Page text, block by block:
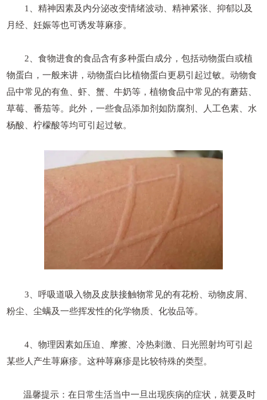
1、精神因素及内分泌改变情绪波动、精神紧张、抑郁以及
月经、妊娠等也可诱发荨麻疹。
2、食物进食的食品含有多种蛋白成分，包括动物蛋白或植
物蛋白，一般来讲，动物蛋白比植物蛋白更易引起过敏。动物食
品中常见的有鱼、虾、蟹、牛奶等，植物食品中常见的有蘑菇、
草莓、番茄等。此外，一些食品添加剂如防腐剂、人工色素、水
杨酸、柠檬酸等均可引起过敏。
3、呼吸道吸入物及皮肤接触物常见的有花粉、动物皮屑、
粉尘、尘螨及一些挥发性的化学物质、化妆品等。
4、物理因素如压迫、摩擦、冷热刺激、日光照射均可引起
某些人产生荨麻疹。这种荨麻疹是比较特殊的类型。
温馨提示：在日常生活当中一旦出现疾病的症状，就要及时